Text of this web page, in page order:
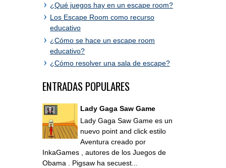
¿Qué juegos hay en un escape room?
Los Escape Room como recurso
educativo
¿Cómo se hace un escape room
educativo?
¿Cómo resolver una sala de escape?
ENTRADAS POPULARES
Lady Gaga Saw Game
Lady Gaga Saw Game es un
nuevo point and click estilo
Aventura creado por
InkaGames , autores de los Juegos de
Obama . Pigsaw ha secuest...